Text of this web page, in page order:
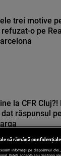
trei motive
refuzat-o pe
la CFR
dat răspunsul
să rămână confidențiale
informații pe dispozitivul
Puteți accepta sau gestiona